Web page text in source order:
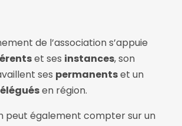
de l’association s’appuie
et ses instances, son
ses permanentset un
en région.
peut également compter sur un